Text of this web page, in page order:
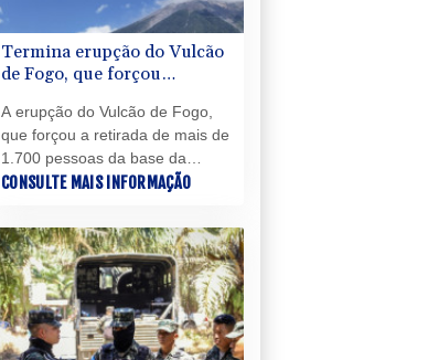
Termina erupção do Vulcão
de Fogo, que forçou
Guatemala
A erupção do Vulcão de Fogo,
que forçou a retirada de mais de
1.700 pessoas da base da
montanha na Guatemala,
informou o Instituto Nacional de
Vulcanologia.
CONSULTE MAIS INFORMAÇÃO